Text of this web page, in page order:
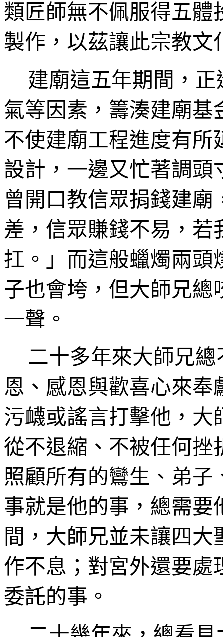
類匠師無不佩服得五體
製作，以茲讓此宗教文
建廟這五年期間，
氣等因素，籌湊建廟基
不使建廟工程進度有所
設計，一邊又忙著調頭
曾開口教信眾捐錢建
差，信眾賺錢不易，若
扛。」而這般蠟燭兩頭
子也會垮，但大師兄總
一聲。
二十多年來大師兄
恩、感恩與歡喜心來
污衊或謠言打擊他，大
從不退縮、不被任何挫
照顧所有的鸞生、弟
事就是他的事，總需要
間，大師兄並未讓四
作不息；對宮外還要處
委託的事。